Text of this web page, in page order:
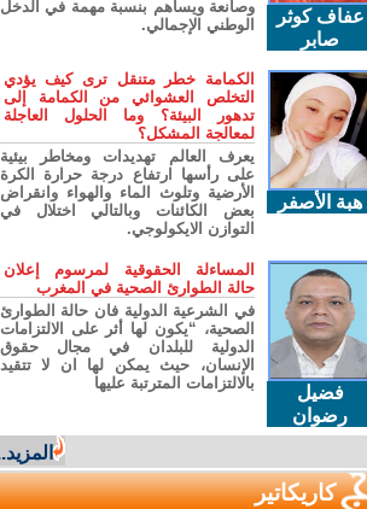
عفاف كوثر
صابر
وصانعة ويساهم بنسبة مهمة في الدخل
الوطني الإجمالي.
هبة الأصفر
الكمامة خطر متنقل ترى كيف يؤدي
التخلص العشوائي من الكمامة إلى
تدهور البيئة؟ وما الحلول العاجلة
لمعالجة المشكل؟
يعرف العالم تهديدات ومخاطر بيئية
على رأسها ارتفاع درجة حرارة الكرة
الأرضية وتلوث الماء والهواء وانقراض
بعض الكائنات وبالتالي اختلال في
التوازن الايكولوجي.
فضيل
رضوان
المساءلة الحقوقية لمرسوم إعلان
حالة الطوارئ الصحية في المغرب
في الشرعية الدولية فان حالة الطوارئ
الصحية، “يكون لها أثر على الالتزامات
الدولية للبلدان في مجال حقوق
الإنسان، حيث يمكن لها ان لا تتقيد
بالالتزامات المترتبة عليها
المزيد...
كاريكاتير